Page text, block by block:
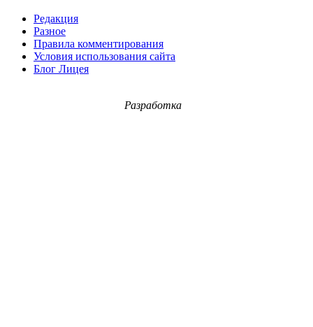
Редакция
Разное
Правила комментирования
Условия использования сайта
Блог Лицея
Разработка